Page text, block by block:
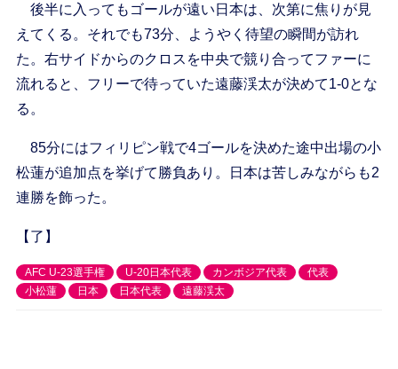
後半に入ってもゴールが遠い日本は、次第に焦りが見
えてくる。それでも73分、ようやく待望の瞬間が訪れ
た。右サイドからのクロスを中央で競り合ってファーに
流れると、フリーで待っていた遠藤渓太が決めて1-0とな
る。
85分にはフィリピン戦で4ゴールを決めた途中出場の小
松蓮が追加点を挙げて勝負あり。日本は苦しみながらも2
連勝を飾った。
【了】
AFC U-23選手権 U-20日本代表 カンボジア代表
代表
小松蓮
日本 日本代表 遠藤渓太